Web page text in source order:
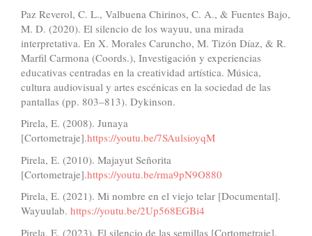
Paz Reverol, C. L., Valbuena Chirinos, C. A., & Fuentes Bajo,
M. D. (2020). El silencio de los wayuu, una mirada
interpretativa. En X. Morales Caruncho, M. Tizón Díaz, & R.
Marfil Carmona (Coords.), Investigación y experiencias
educativas centradas en la creatividad artística. Música,
cultura audiovisual y artes escénicas en la sociedad de las
pantallas (pp. 803–813). Dykinson.
Pirela, E. (2008). Junaya
[Cortometraje].https://youtu.be/7SAulsioyqM
Pirela, E. (2010). Majayut Señorita
[Cortometraje].https://youtu.be/rma9pN9O880
Pirela, E. (2021). Mi nombre en el viejo telar [Documental].
Wayuulab. https://youtu.be/2Up568EGBi4
Pirela, E. (2023). El silencio de las semillas [Cortometraje].